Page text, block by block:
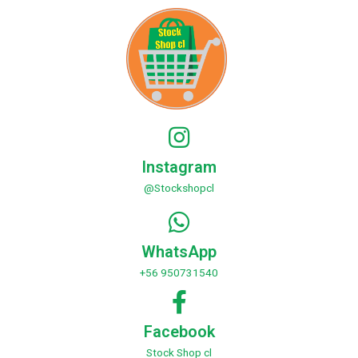
Instagram
@Stockshopcl
WhatsApp
+56 950731540
Facebook
Stock Shop cl